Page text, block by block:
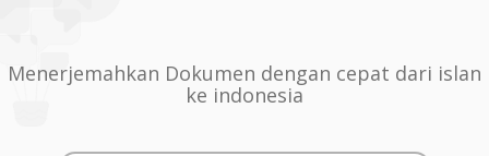
Menerjemahkan Dokumen dengan cepat dari islan
ke indonesia